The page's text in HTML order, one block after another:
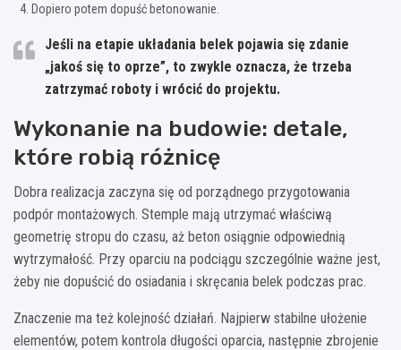
Dopiero potem dopuść betonowanie.
Jeśli na etapie układania belek pojawia się zdanie
„jakoś się to oprze”, to zwykle oznacza, że trzeba
zatrzymać roboty i wrócić do projektu.
Wykonanie na budowie: detale,
które robią różnicę
Dobra realizacja zaczyna się od porządnego przygotowania
podpór montażowych. Stemple mają utrzymać właściwą
geometrię stropu do czasu, aż beton osiągnie odpowiednią
wytrzymałość. Przy oparciu na podciągu szczególnie ważne jest,
żeby nie dopuścić do osiadania i skręcania belek podczas prac.
Znaczenie ma też kolejność działań. Najpierw stabilne ułożenie
elementów, potem kontrola długości oparcia, następnie zbrojenie